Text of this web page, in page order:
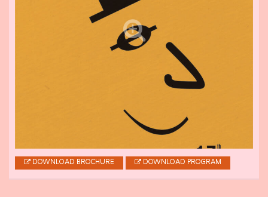
DOWNLOAD BROCHURE DOWNLOAD PROGRAM